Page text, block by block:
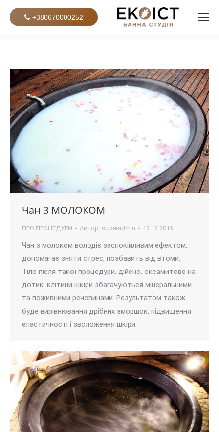
+380670000252
Чан З МОЛОКОМ
ПРО ПРОЦЕДУРИ Автор: superadmin 12.12.2019
Чан з молоком володіє заспокійливим ефектом,
допомагає зняти стрес, позбавить від втоми.
Тіло після такої процедури, дійсно, оксамитове на
дотик, клітини шкіри збагачуються мінеральними
та поживними речовинами. Результатом також
буде вирівнювання дрібних зморшок, підвищення
еластичності і зволоження шкіри.